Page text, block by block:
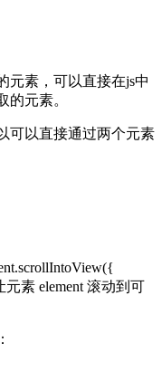
素，可以直接在js中
的元素。
可以直接通过两个元素
元素 element 滚动到可